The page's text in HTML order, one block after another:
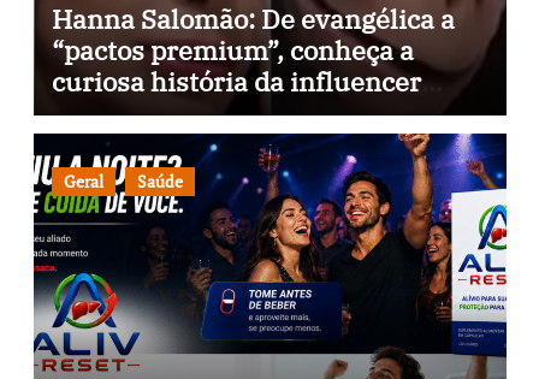
Hanna Salomão: De evangélica a
“pactos premium”, conheça a
curiosa história da influencer
espiritual
Geral Saúde